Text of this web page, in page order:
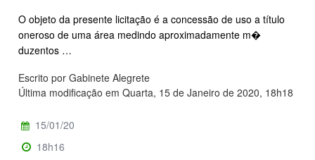
O objeto da presente licitação é a concessão de uso a título
oneroso de uma área medindo aproximadamente m�
duzentos …
Escrito por Gabinete Alegrete
Última modificação em Quarta, 15 de Janeiro de 2020, 18h18
15/01/20
18h16